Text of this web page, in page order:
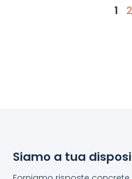
1 2
Siamo a tua